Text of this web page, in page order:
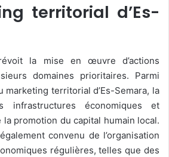
territorial d’Es-
la mise en œuvre d’actions
domaines prioritaires. Parmi
marketing territorial d’Es-Semara, la
infrastructures économiques et
promotion du capital humain local.
convenu de l’organisation
régulières, telles que des